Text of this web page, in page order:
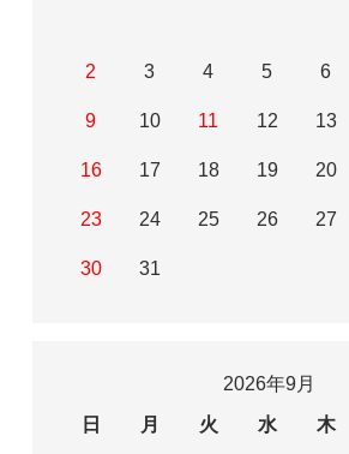
2 3 4 5 6
9 10 11 12 13
16 17 18 19 20
23 24 25 26 27
30 31
2026年9月
日
月 火 水 木